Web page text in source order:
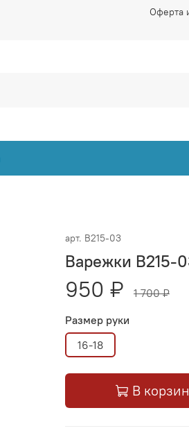
Оферта
арт. В215-03
Варежки В215-
950 ₽
1 700 ₽
Размер руки
16-18
В